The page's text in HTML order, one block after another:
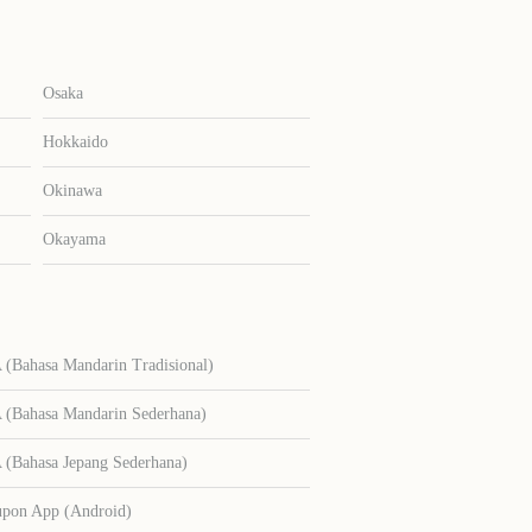
Osaka
Hokkaido
Okinawa
Okayama
Mandarin Tradisional)
Mandarin Sederhana)
Jepang Sederhana)
App (Android)